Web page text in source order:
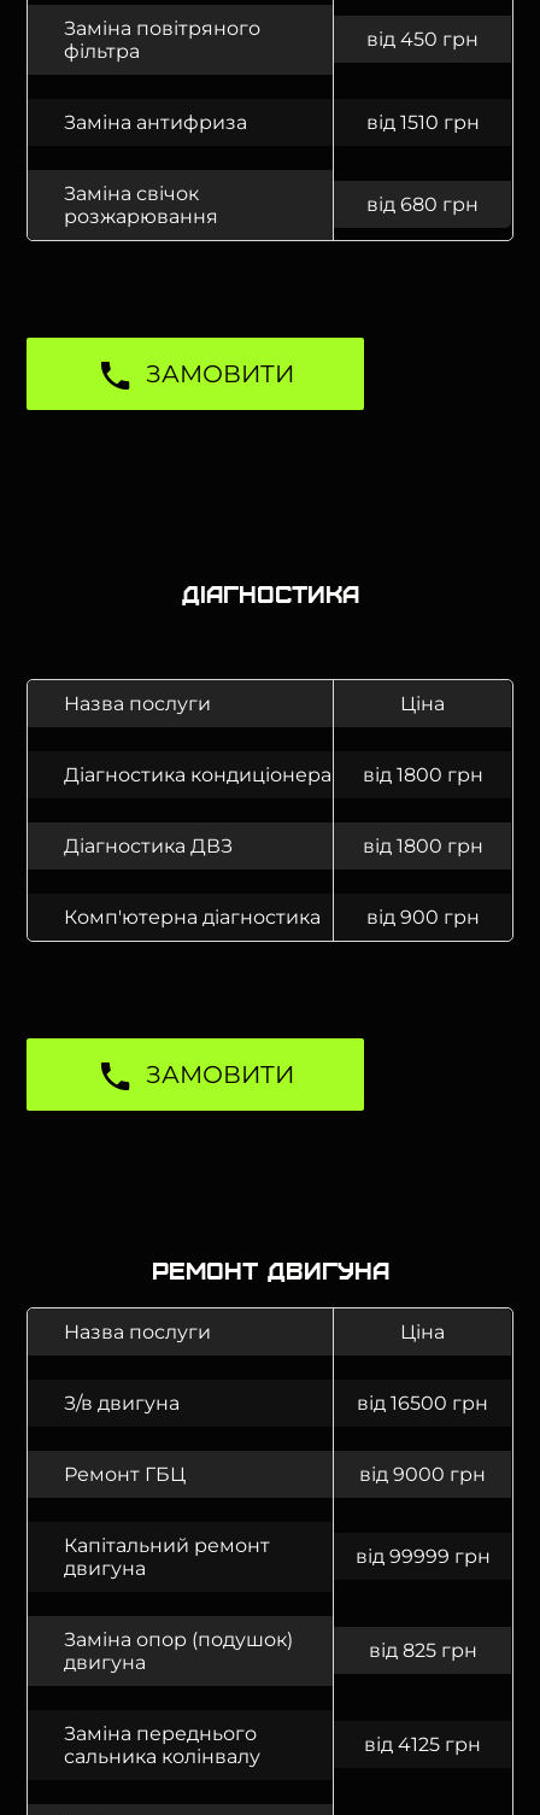
Заміна повітряного
фільтра
від 450 грн
Заміна антифриза від 1510 грн
Заміна свічок
розжарювання
від 680 грн
ЗАМОВИТИ
Діагностика
Назва послуги Ціна
Діагностика кондиціонера від 1800 грн
Діагностика ДВЗ від 1800 грн
Комп'ютерна діагностика від 900 грн
ЗАМОВИТИ
Ремонт двигуна
Назва послуги Ціна
З/в двигуна від 16500 грн
Ремонт ГБЦ від 9000 грн
Капітальний ремонт
двигуна
від 99999 грн
Заміна опор (подушок)
двигуна
від 825 грн
Заміна переднього
сальника колінвалу
від 4125 грн